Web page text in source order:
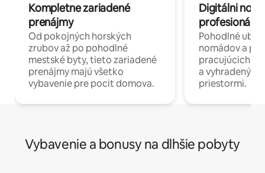
Kompletne zariadené
prenájmy
Od pokojných horských
zrubov až po pohodlné
mestské byty, tieto zariadené
prenájmy majú všetko
vybavenie pre pocit domova.
Digitálni
profesionáli
Pohodlné
nomádov a
pracujúcich
a
priestormi.
Vybavenie a bonusy na dlhšie pobyty